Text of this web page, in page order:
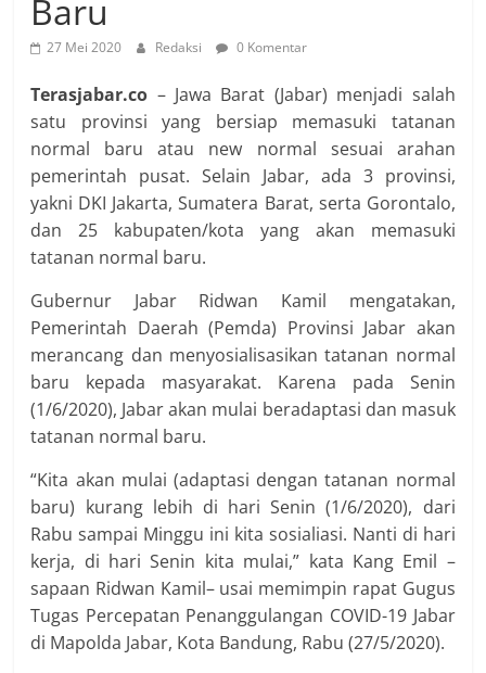
Baru
27 Mei 2020 Redaksi 0 Komentar
Terasjabar.co – Jawa Barat (Jabar) menjadi salah
satu provinsi yang bersiap memasuki tatanan
normal baru atau new normal sesuai arahan
pemerintah pusat. Selain Jabar, ada 3 provinsi,
yakni DKI Jakarta, Sumatera Barat, serta Gorontalo,
dan 25 kabupaten/kota yang akan memasuki
tatanan normal baru.
Gubernur Jabar Ridwan Kamil mengatakan,
Pemerintah Daerah (Pemda) Provinsi Jabar akan
merancang dan menyosialisasikan tatanan normal
baru kepada masyarakat. Karena pada Senin
(1/6/2020), Jabar akan mulai beradaptasi dan masuk
tatanan normal baru.
“Kita akan mulai (adaptasi dengan tatanan normal
baru) kurang lebih di hari Senin (1/6/2020), dari
Rabu sampai Minggu ini kita sosialiasi. Nanti di hari
kerja, di hari Senin kita mulai,” kata Kang Emil –
sapaan Ridwan Kamil– usai memimpin rapat Gugus
Tugas Percepatan Penanggulangan COVID-19 Jabar
di Mapolda Jabar, Kota Bandung, Rabu (27/5/2020).